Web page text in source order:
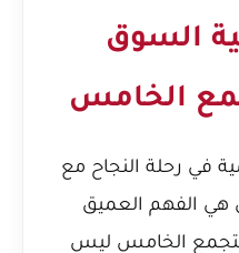
السوق
الخامس
في رحلة النجاح مع
هي الفهم العميق
الخامس ليس